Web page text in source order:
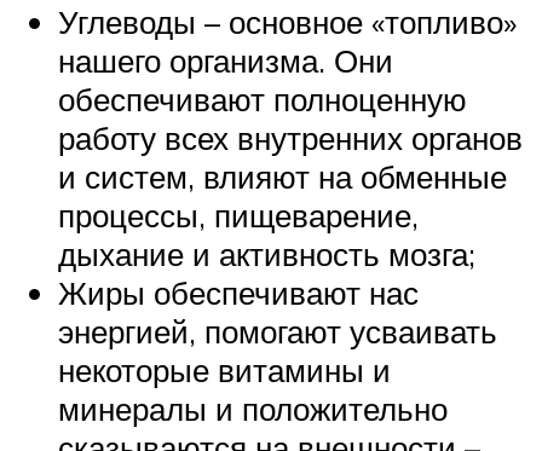
Углеводы – основное «топливо»
нашего организма. Они
обеспечивают полноценную
работу всех внутренних органов
и систем, влияют на обменные
процессы, пищеварение,
дыхание и активность мозга;
Жиры обеспечивают нас
энергией, помогают усваивать
некоторые витамины и
минералы и положительно